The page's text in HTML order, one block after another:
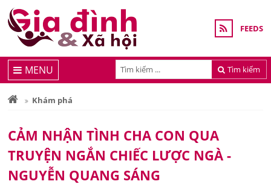
FEEDS
Tìm kiếm
MENU
Khám phá
CẢM NHẬN TÌNH CHA CON QUA
TRUYỆN NGẮN CHIẾC LƯỢC NGÀ -
NGUYỄN QUANG SÁNG